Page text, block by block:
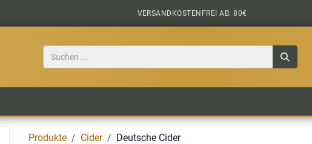
VERSANDKOSTENFREI AB: 80€
Produkte Cider Deutsche Cider